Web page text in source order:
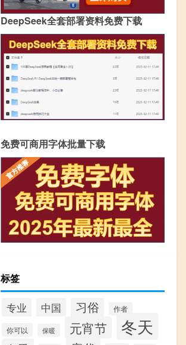
DeepSeek全套部署资料免费下载
免费可商用字体批量下载
标签
专业 中国 习俗 作者
你可以 保暖 元宵节 冬天